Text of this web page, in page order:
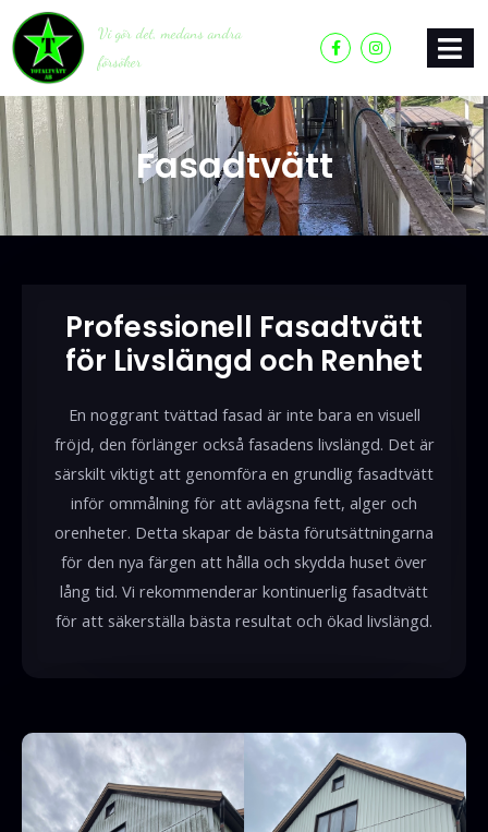
Vi gör det, medans andra
försöker
Fasadtvätt
Professionell Fasadtvätt
för Livslängd och Renhet
En noggrant tvättad fasad är inte bara en visuell
fröjd, den förlänger också fasadens livslängd. Det är
särskilt viktigt att genomföra en grundlig fasadtvätt
inför ommålning för att avlägsna fett, alger och
orenheter. Detta skapar de bästa förutsättningarna
för den nya färgen att hålla och skydda huset över
lång tid. Vi rekommenderar kontinuerlig fasadtvätt
för att säkerställa bästa resultat och ökad livslängd.